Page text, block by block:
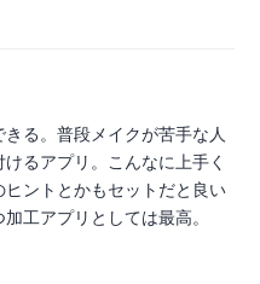
る。普段メイクが苦手な人
るアプリ。こんなに上手く
ントとかもセットだと良い
工アプリとしては最高。